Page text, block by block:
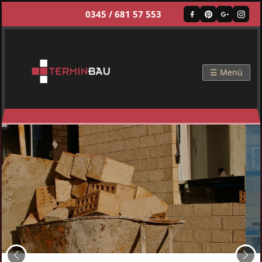
0345 / 681 57 553
☰ Menü